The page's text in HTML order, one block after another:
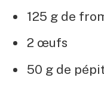
125 g de
2 œufs
50 g de